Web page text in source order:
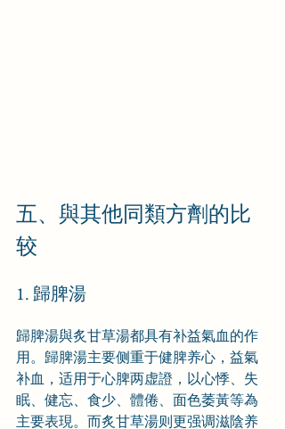
五、與其他同類方劑的比
较
1. 歸脾湯
歸脾湯與炙甘草湯都具有补益氣血的作
用。歸脾湯主要侧重于健脾养心，益氣
补血，适用于心脾两虚證，以心悸、失
眠、健忘、食少、體倦、面色萎黃等為
主要表現。而炙甘草湯则更强调滋陰养